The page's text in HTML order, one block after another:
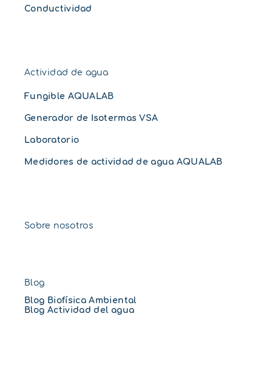
Conductividad
Actividad de agua
Fungible AQUALAB
Generador de Isotermas VSA
Laboratorio
Medidores de actividad de agua AQUALAB
Sobre nosotros
Blog
Blog Biofísica Ambiental
Blog Actividad del agua